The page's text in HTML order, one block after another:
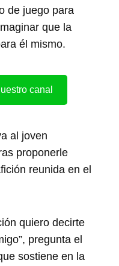
de juego para
que la
él mismo.
canal
al joven
proponerle
reunida en el
quiero decirte
pregunta el
sostiene en la